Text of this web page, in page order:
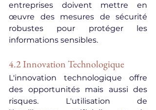
entreprises doivent mettre en
œuvre des mesures de sécurité
robustes pour protéger les
informations sensibles.
4.2 Innovation Technologique
L'innovation technologique offre
des opportunités mais aussi des
risques. L'utilisation de